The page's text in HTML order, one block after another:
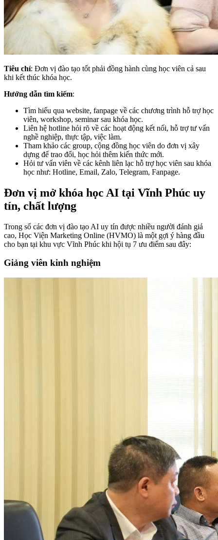
Tiêu chí: Đơn vị đào tạo tốt phải đồng hành cùng học viên cả sau
khi kết thúc khóa học.
Hướng dẫn tìm kiếm:
Tìm hiểu qua website, fanpage về các chương trình hỗ trợ học
viên, workshop, seminar sau khóa học.
Liên hệ hotline hỏi rõ về các hoạt động kết nối, hỗ trợ tư vấn
nghề nghiệp, thực tập, việc làm.
Tham khảo các group, cộng đồng học viên do đơn vị xây
dựng để trao đổi, học hỏi thêm kiến thức mới.
Hỏi tư vấn viên về các kênh liên lạc hỗ trợ học viên sau khóa
học như: Hotline, Email, Zalo, Telegram, Fanpage.
Đơn vị mở khóa học AI tại Vĩnh Phúc uy
tín, chất lượng
Trong số các đơn vị đào tạo AI uy tín được nhiều người đánh giá
cao, Học Viện Marketing Online (HVMO) là một gợi ý hàng đầu
cho bạn tại khu vực Vĩnh Phúc khi hội tụ 7 ưu điểm sau đây:
Giảng viên kinh nghiệm